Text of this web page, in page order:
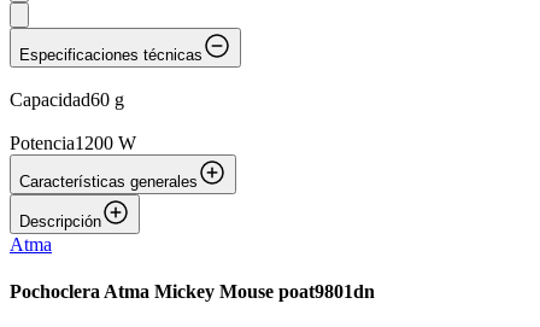
Especificaciones técnicas
Capacidad60 g
Potencia1200 W
Características generales
Descripción
Atma
Pochoclera Atma Mickey Mouse poat9801dn